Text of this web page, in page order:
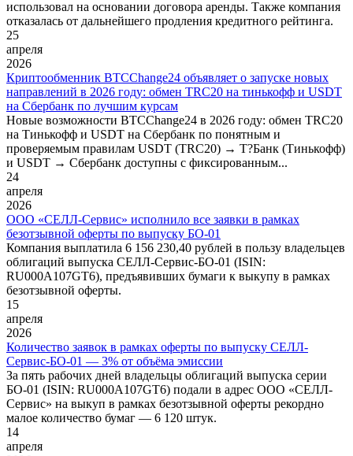
использовал на основании договора аренды. Также компания
отказалась от дальнейшего продления кредитного рейтинга.
25
апреля
2026
Криптообменник BTCChange24 объявляет о запуске новых
направлений в 2026 году: обмен TRC20 на тинькофф и USDT
на Сбербанк по лучшим курсам
Новые возможности BTCChange24 в 2026 году: обмен TRC20
на Тинькофф и USDT на Сбербанк по понятным и
проверяемым правилам USDT (TRC20) → Т?Банк (Тинькофф)
и USDT → Сбербанк доступны с фиксированным...
24
апреля
2026
ООО «СЕЛЛ-Сервис» исполнило все заявки в рамках
безотзывной оферты по выпуску БО-01
Компания выплатила 6 156 230,40 рублей в пользу владельцев
облигаций выпуска СЕЛЛ-Сервис-БО-01 (ISIN:
RU000A107GT6), предъявивших бумаги к выкупу в рамках
безотзывной оферты.
15
апреля
2026
Количество заявок в рамках оферты по выпуску СЕЛЛ-
Сервис-БО-01 — 3% от объёма эмиссии
За пять рабочих дней владельцы облигаций выпуска серии
БО-01 (ISIN: RU000A107GT6) подали в адрес ООО «СЕЛЛ-
Сервис» на выкуп в рамках безотзывной оферты рекордно
малое количество бумаг — 6 120 штук.
14
апреля